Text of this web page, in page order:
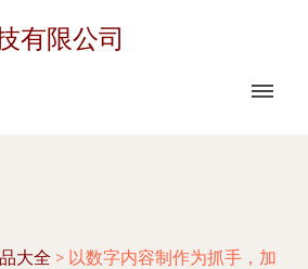
有限公司
大全 > 以数字内容制作为抓手，加